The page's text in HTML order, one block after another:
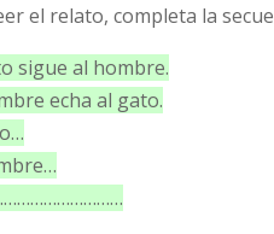
el relato, completa la
sigue al hombre.
echa al gato.